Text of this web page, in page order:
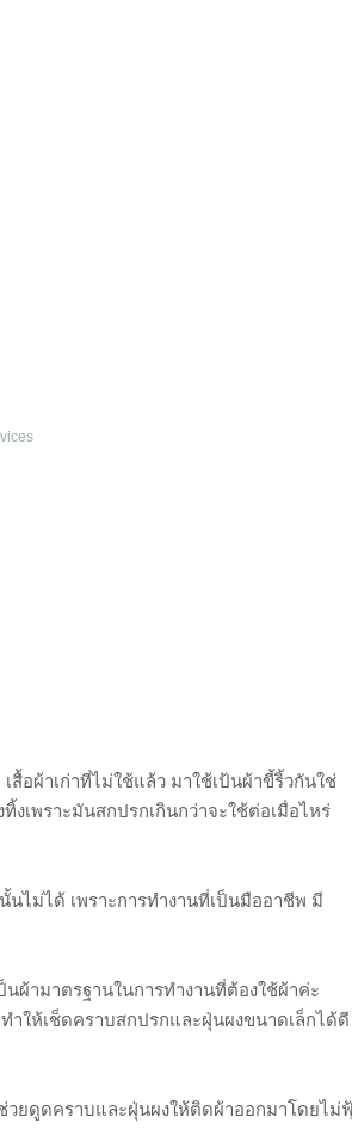
สื้อผ้าเก่าที่ไม่ใช้แล้ว มาใช้เป้นผ้าขี้ริ้วกันใช่
งเพราะมันสกปรกเกินกว่าจะใช้ต่อเมื่อไหร่
ไม่ได้ เพราะการทำงานที่เป็นมืออาชีพ มี
นผ้ามาตรฐานในการทำงานที่ต้องใช้ผ้าค่ะ
ำให้เช็ดคราบสกปรกและฝุ่นผงขนาดเล็กได้ดี
วยดูดคราบและฝุ่นผงให้ติดผ้าออกมาโดยไม่